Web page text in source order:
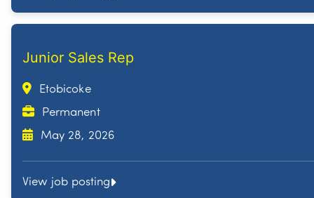
Junior Sales Rep
Etobicoke
Permanent
May 28, 2026
View job posting